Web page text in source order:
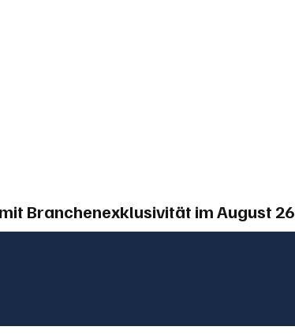
Branchenexklusivität im August 26